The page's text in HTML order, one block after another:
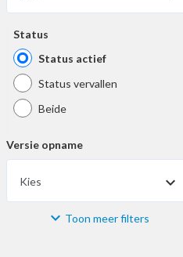
Status
Status actief
Status vervallen
Beide
Versie opname
Kies
Materiaal Toon meer filters